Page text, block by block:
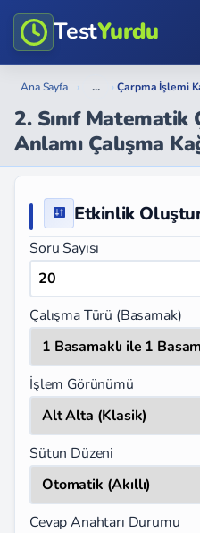
TestYurdu
Ana Sayfa › ... › Çarpma İşlemi
2. Sınıf
Anlamı Çalışma
Etkinlik
Soru Sayısı
Çalışma Türü (Basamak)
İşlem Görünümü
Sütun Düzeni
Cevap Anahtarı Durumu